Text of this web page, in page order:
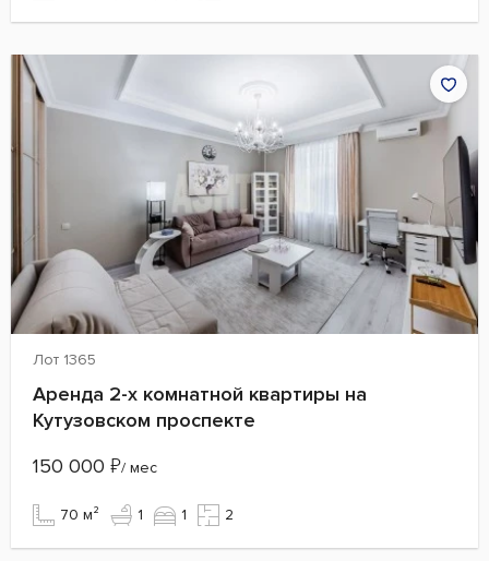
Лот 1365
Аренда 2-х комнатной квартиры на
Кутузовском проспекте
150 000 ₽/ мес
70 м² 1 1 2